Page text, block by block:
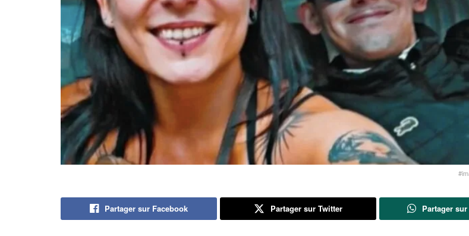
Partager sur Facebook Partager sur Twitter Partager